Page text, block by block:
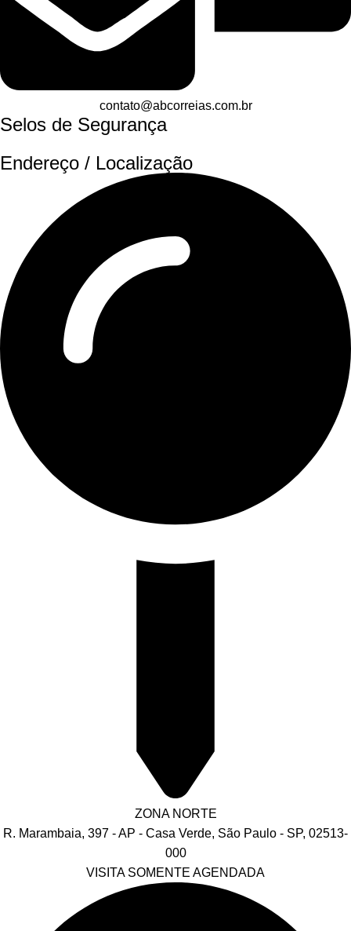
contato@abcorreias.com.br
Selos de Segurança
Endereço / Localização
ZONA NORTE
R. Marambaia, 397 - AP - Casa Verde, São Paulo - SP, 02513-
000
VISITA SOMENTE AGENDADA